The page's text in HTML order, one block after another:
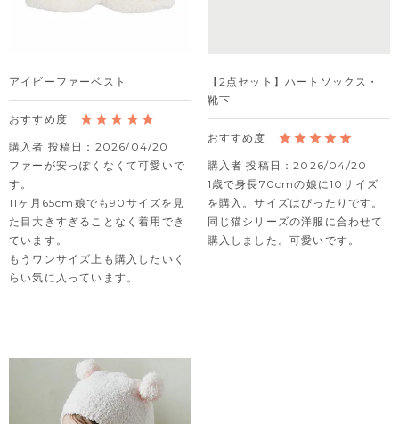
アイビーファーベスト
購入者 投稿日
2026/04/20
ファーが安っぽくなくて可愛いで
す。
11ヶ月65cm娘でも90サイズを見
た目大きすぎることなく着用でき
ています。
もうワンサイズ上も購入したいく
らい気に入っています。
【2点セット】ハートソックス・
靴下
購入者 投稿日
2026/04/20
1歳で身長70cmの娘に10サイズ
を購入。サイズはぴったりです。
同じ猫シリーズの洋服に合わせて
購入しました。可愛いです。